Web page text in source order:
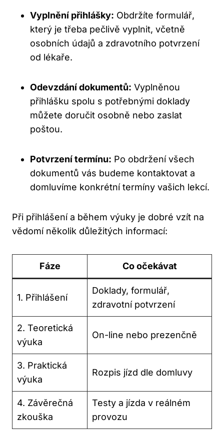
Vyplnění přihlášky: Obdržíte formulář,
který‍ je třeba pečlivě vyplnit, ⁤včetně
⁤osobních údajů a ⁢zdravotního potvrzení
od lékaře.
Odevzdání dokumentů: Vyplněnou
přihlášku spolu s potřebnými doklady
můžete doručit osobně nebo zaslat
poštou.
Potvrzení termínu: Po obdržení všech
dokumentů vás budeme kontaktovat a
domluvíme konkrétní termíny vašich lekcí.
Při přihlášení a během výuky⁤ je dobré vzít na
vědomí několik​ důležitých informací:
Fáze Co očekávat
1. Přihlášení
Doklady, formulář,
zdravotní potvrzení
2. Teoretická
výuka
On-line nebo prezenčně
3. ​Praktická
výuka
Rozpis jízd‍ dle domluvy
4. Závěrečná
zkouška
Testy a jízda v​ reálném
provozu